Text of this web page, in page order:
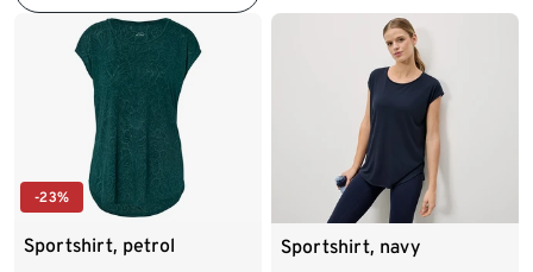
-23%
Sportshirt, petrol Sportshirt, navy